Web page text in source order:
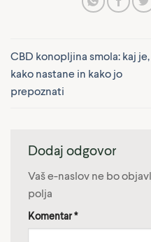
CBD konopljina smola: kaj je,
kako nastane in kako jo
prepoznati
Dodaj odgovor
Vaš e-naslov ne bo
polja
Komentar*